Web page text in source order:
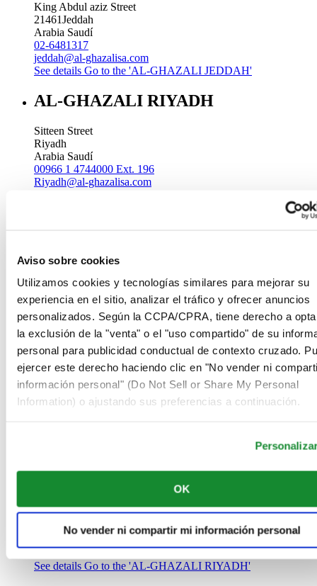
Aviso sobre cookies
Utilizamos cookies y tecnologías similares para mejorar su
experiencia en el sitio, analizar el tráfico y ofrecer anuncios
personalizados. Según la CCPA/CPRA, tiene derecho a
la exclusión de la "venta" o el "uso compartido" de su
personal para publicidad conductual de contexto cruzado.
ejercer este derecho haciendo clic en "No vender ni
información personal" (Do Not Sell or Share My Personal
Information) o ajustando sus preferencias a continuación.
OK
No vender ni compartir mi información personal
King Abdul aziz Street
21461Jeddah
Arabia Saudí
02-6481317
jeddah@al-ghazalisa.com
See details Go to the 'AL-GHAZALI JEDDAH'
AL-GHAZALI RIYADH
Sitteen Street
Riyadh
Arabia Saudí
00966 1 4744000 Ext. 196
Riyadh@al-ghazalisa.com
Riyadh
Arabia Saudí
00966 1 4032968
Riyadh@al-ghazalisa.com
See detailsGo to the 'AL-GHAZALI RIYADH'
AL-GHAZALI RIYADH
Riyadh
Arabia Saudí
AL-GHAZALI RIYADH
Riyadh
Arabia Saudí
See details Go to the 'AL-GHAZALI RIYADH'